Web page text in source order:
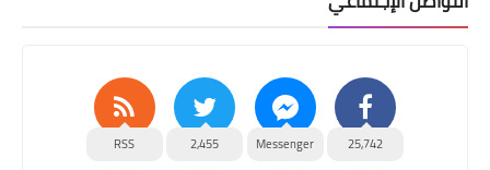
25,742
Messenger
2,455
RSS